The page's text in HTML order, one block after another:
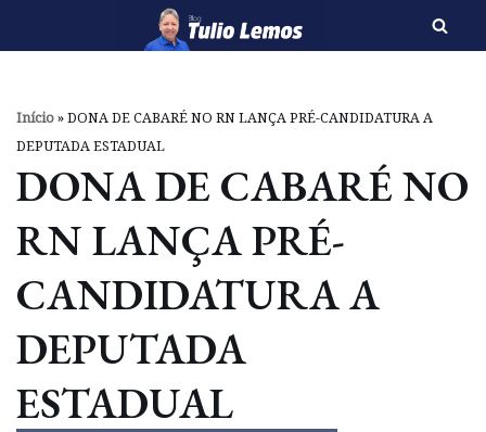
o
conteúdo
Início»DONA DE CABARÉ NO RN LANÇA PRÉ-CANDIDATURA A
DEPUTADA ESTADUAL
DONA DE CABARÉ NO
RN LANÇA PRÉ-
CANDIDATURA A
DEPUTADA
ESTADUAL